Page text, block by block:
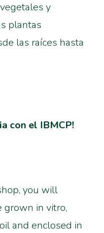
y
plantas
las raíces hasta
con el IBMCP!
you will
grown in vitro,
and enclosed in